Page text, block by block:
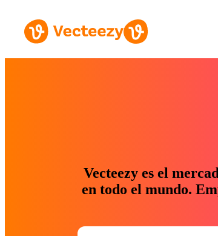
Vecteezy es el
en todo el mundo.